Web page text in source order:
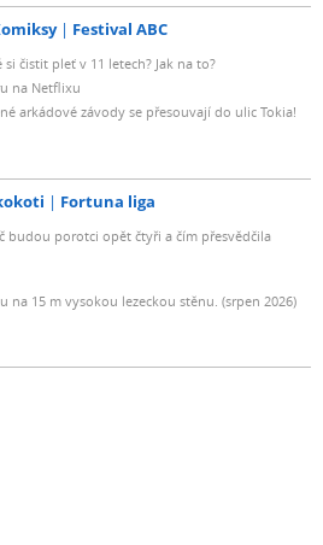
Festival ABC
čistit pleť v 11 letech? Jak na to?
na Netflixu
arkádové závody se přesouvají do ulic Tokia!
Fortuna liga
budou porotci opět čtyři a čím přesvědčila
na 15 m vysokou lezeckou stěnu. (srpen 2026)